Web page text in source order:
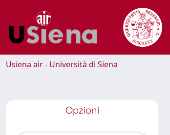
Usiena air - Università di Siena
Opzioni